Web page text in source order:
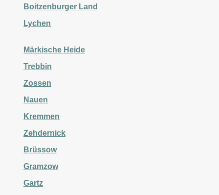
Boitzenburger Land
Lychen
Märkische Heide
Trebbin
Zossen
Nauen
Kremmen
Zehdernick
Brüssow
Gramzow
Gartz